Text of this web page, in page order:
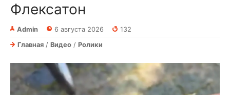
Флексатон
Admin 6 августа 2026
132
Главная / Видео / Ролики